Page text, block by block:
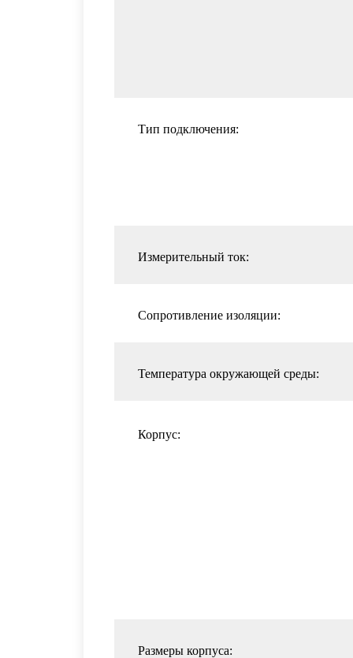
Тип подключения:
Измерительный ток:
Сопротивление изоляции:
Температура окружающей среды:
Корпус:
Размеры корпуса: